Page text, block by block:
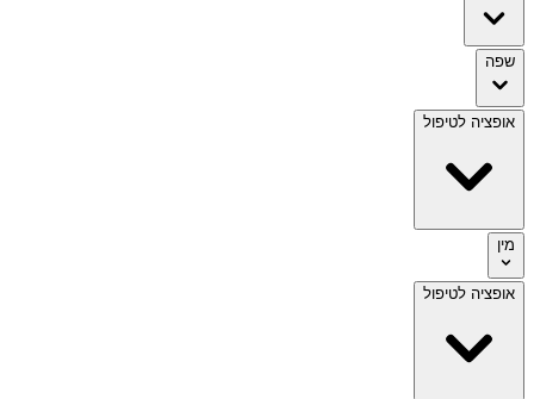
שפה
אופציה לטיפול
מין
אופציה לטיפול